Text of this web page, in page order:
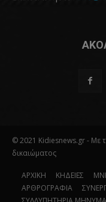
© 2021 Kidiesnews.gr - Με
δικαιώματος
ΑΡΧΙΚΗ ΚΗΔΕΙΕΣ
ΑΡΘΡΟΓΡΑΦΙΑ